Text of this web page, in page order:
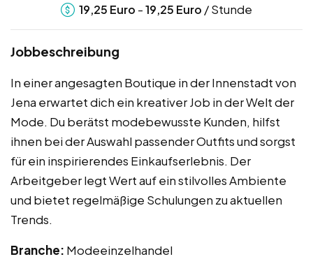
19,25 Euro -19,25 Euro / Stunde
Jobbeschreibung
In einer angesagten Boutique in der Innenstadt von
Jena erwartet dich ein kreativer Job in der Welt der
Mode. Du berätst modebewusste Kunden, hilfst
ihnen bei der Auswahl passender Outfits und sorgst
für ein inspirierendes Einkaufserlebnis. Der
Arbeitgeber legt Wert auf ein stilvolles Ambiente
und bietet regelmäßige Schulungen zu aktuellen
Trends.
Branche: Modeeinzelhandel